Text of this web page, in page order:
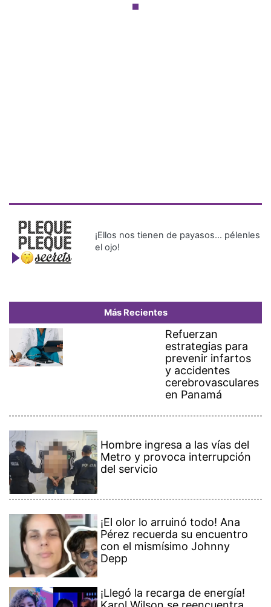
¡Ellos nos tienen de payasos… pélenles
el ojo!
Más Recientes
Refuerzan
estrategias para
prevenir infartos
y accidentes
cerebrovasculares
en Panamá
Hombre ingresa a las vías del
Metro y provoca interrupción
del servicio
¡El olor lo arruinó todo! Ana
Pérez recuerda su encuentro
con el mismísimo Johnny
Depp
¡Llegó la recarga de energía!